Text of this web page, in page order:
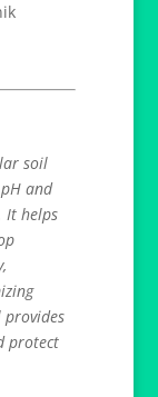
soil
and
It helps
protect